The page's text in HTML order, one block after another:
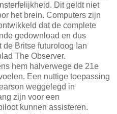
Dit geldt niet
het brein. Computers zijn
dat de complete
gedownload en dus
de Britse futuroloog Ian
The Observer.
hem halverwege de 21e
Een nuttige toepassing
weggelegd in
zijn voor een
kunnen assisteren.